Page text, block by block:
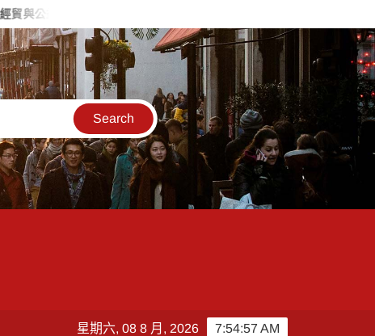
車輛機械故障暴衝 造成高雄市前鎮、苓雅區600戶停電
7:54:58 AM
星期六, 08 8 月, 2026